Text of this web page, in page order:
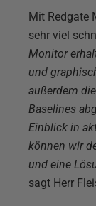
Mit Redgate
sehr viel
Monitor
und
außerdem
Baselines
Einblick in
können wir
und eine
sagt Herr